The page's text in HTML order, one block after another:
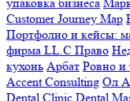
© 2013 —2026// Web
ОГРН
ИНН 164808659794, К/
Добавить в закладки